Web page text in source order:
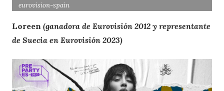
eurovision-spain
Loreen (ganadora de Eurovisión 2012 y representante
de Suecia en Eurovisión 2023)